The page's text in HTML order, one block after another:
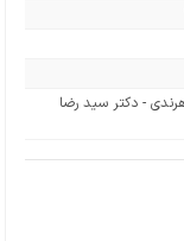
- دکتر سید رضا